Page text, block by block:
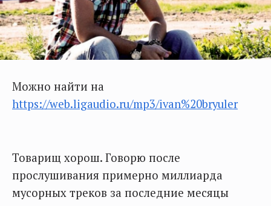
Можно найти на
https://web.ligaudio.ru/mp3/ivan%20bryuler
Товарищ хорош. Говорю после
прослушивания примерно миллиарда
мусорных треков за последние месяцы